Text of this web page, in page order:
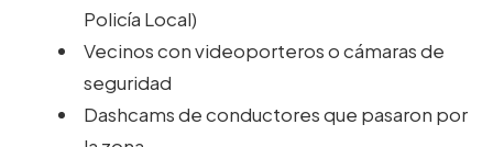
Policía Local)
Vecinos con videoporteros o cámaras de
seguridad
Dashcams de conductores que pasaron por